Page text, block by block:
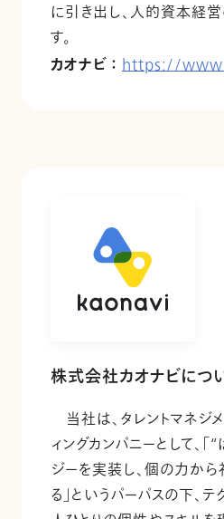
に引き出し、人的資本経
す。
カオナビ ： https://
株式会社カオナビにつ
当社は、タレントマネジ
ィングカンパニーとして、「
ジーを実装し、個の力か
る」というパーパスの下、